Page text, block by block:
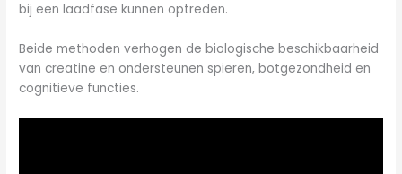
bij een laadfase kunnen optreden.
Beide methoden verhogen de biologische beschikbaarheid
van creatine en ondersteunen spieren, botgezondheid en
cognitieve functies.